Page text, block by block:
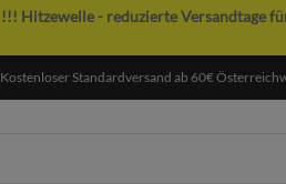
!!! Hitzewelle - reduzierte Versandtage
Kostenloser Standardversand ab 60€